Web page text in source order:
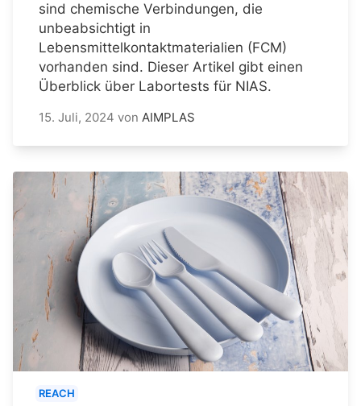
sind chemische Verbindungen, die
unbeabsichtigt in
Lebensmittelkontaktmaterialien (FCM)
vorhanden sind. Dieser Artikel gibt einen
Überblick über Labortests für NIAS.
15. Juli, 2024 von AIMPLAS
REACH